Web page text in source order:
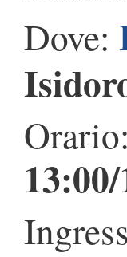
Dove:
Orario: